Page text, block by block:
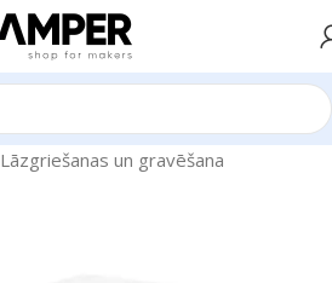
Lāzgriešanas un gravēšana